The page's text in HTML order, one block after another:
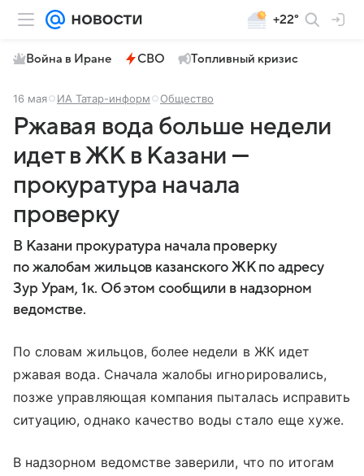
+22°
Война в Иране СВО Топливный кризис
16 мая ИА Татар-информ Общество
Ржавая вода больше недели
идет в ЖК в Казани —
прокуратура начала
проверку
В Казани прокуратура начала проверку
по жалобам жильцов казанского ЖК по адресу
Зур Урам, 1к. Об этом сообщили в надзорном
ведомстве.
По словам жильцов, более недели в ЖК идет
ржавая вода. Сначала жалобы игнорировались,
позже управляющая компания пыталась исправить
ситуацию, однако качество воды стало еще хуже.
В надзорном ведомстве заверили, что по итогам